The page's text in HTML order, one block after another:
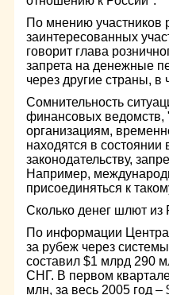
По мнению участников
заинтересованных
говорит глава
запрета на денежные
через другие страны,
Сомнительность
финансовых ведомств,
организациям,
находятся в
законодательству,
Например,
присоединяться к
Сколько денег шлют
По информации
за рубеж через
составил $1 млрд 290
СНГ. В первом
млн, за весь 2005 год